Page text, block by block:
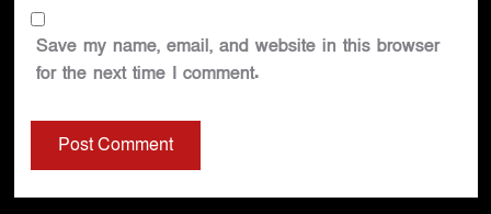
Save my name, email, and website in this browser
for the next time I comment.